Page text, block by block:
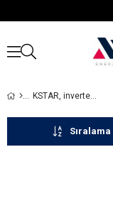
KSTAR, inverter, UPS ve enerji depolama sistemleri ile yüksek verimli ve güvenilir güç çözümleri sunan global bir markadır.
Sıralama